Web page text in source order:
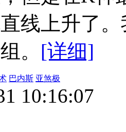
线上升了
。 [详细]
巴内斯 亚煞极
10:16:07